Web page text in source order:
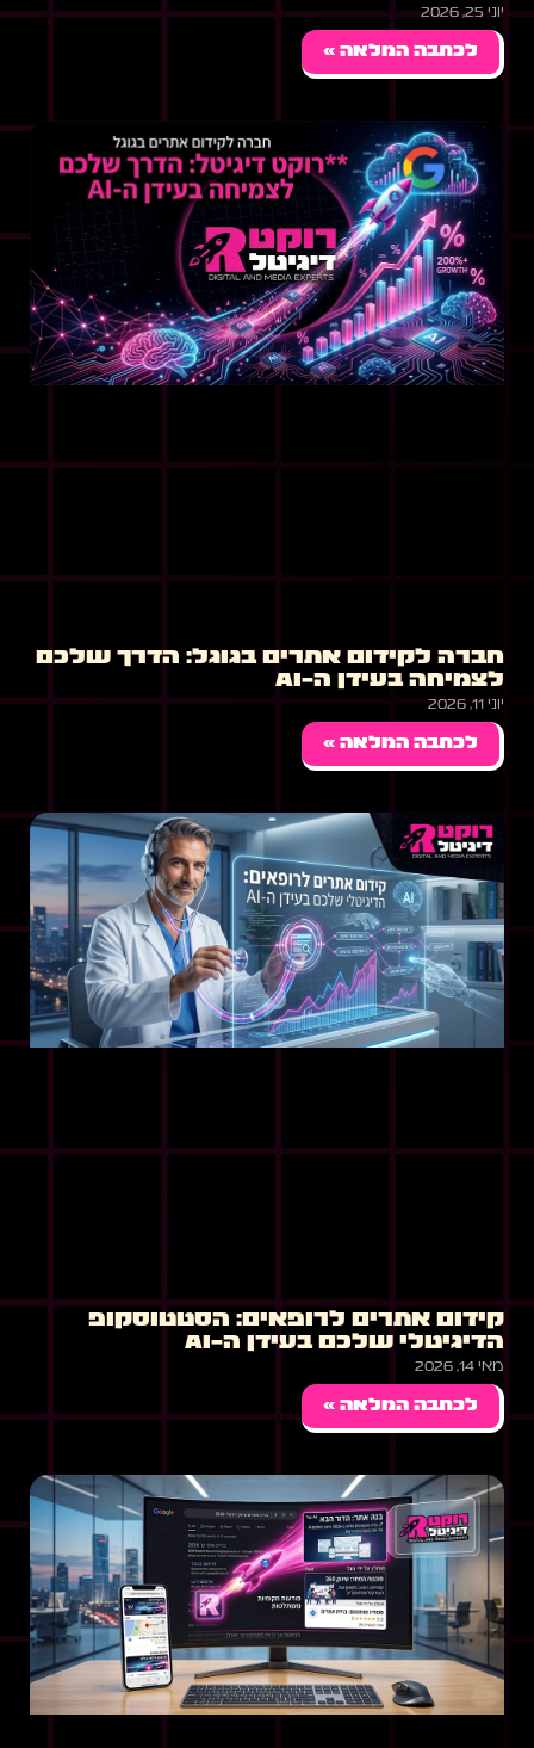
יוני 25, 2026
לכתבה המלאה »
חברה לקידום אתרים בגוגל: הדרך שלכם
לצמיחה בעידן ה-AI
יוני 11, 2026
לכתבה המלאה »
קידום אתרים לרופאים: הסטטוסקופ
הדיגיטלי שלכם בעידן ה-AI
מאי 14, 2026
לכתבה המלאה »